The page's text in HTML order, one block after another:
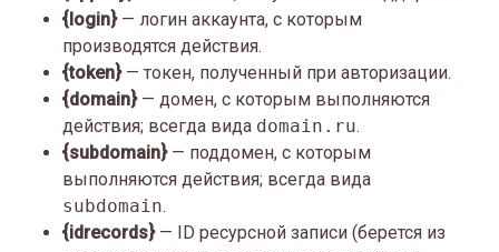
{login}— логин аккаунта, с которым
производятся действия.
{token}— токен, полученный при авторизации.
{domain}— домен, с которым выполняются
действия; всегда вида domain.ru.
{subdomain}— поддомен, с которым
выполняются действия; всегда вида
subdomain.
{idrecords}— ID ресурсной записи (берется из